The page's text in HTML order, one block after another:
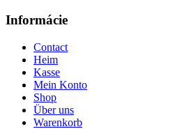
Informácie
Contact
Heim
Kasse
Mein Konto
Shop
Über uns
Warenkorb